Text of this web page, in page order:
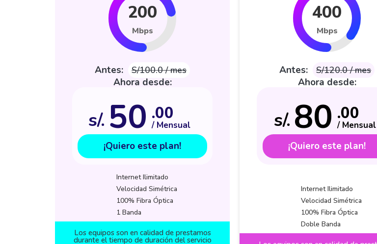
200
Mbps
Antes: S/100.0 / mes
Ahora desde:
s/. 50 .00
/ Mensual
¡Quiero este plan!
Internet Ilimitado
Velocidad Simétrica
100% Fibra Óptica
1 Banda
Los equipos son en calidad de prestamos
durante el tiempo de duración del servicio
400
Mbps
Antes: S/120.0 / mes
Ahora desde:
s/. 80 .00
/ Mensual
¡Quiero este plan!
Internet Ilimitado
Velocidad Simétrica
100% Fibra Óptica
Doble Banda